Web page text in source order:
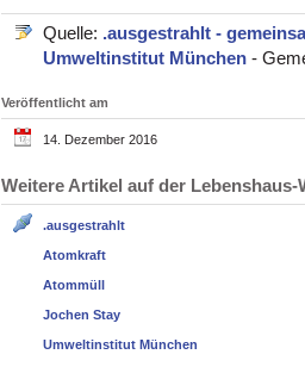
Quelle: .ausgestrahlt -
Umweltinstitut München -
Veröffentlicht am
14. Dezember 2016
Weitere Artikel auf der
.ausgestrahlt
Atomkraft
Atommüll
Jochen Stay
Umweltinstitut München